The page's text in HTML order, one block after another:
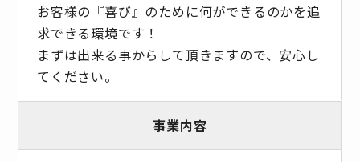
お客様の『喜び』のために何ができるのかを追
求できる環境です！
まずは出来る事からして頂きますので、安心し
てください。
事業内容